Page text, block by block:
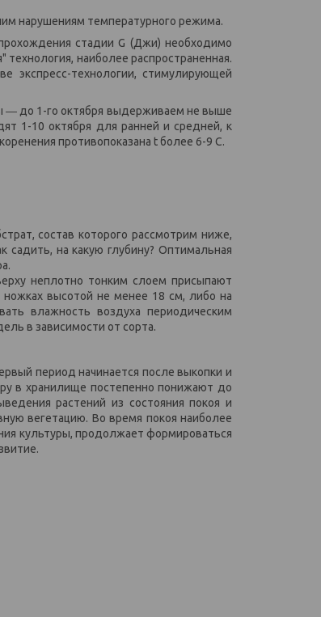
нарушениям температурного режима.
стадии G (Джи) необходимо
наиболее распространенная.
экспресс-технологии, стимулирующей
― до 1-го октября выдерживаем не выше
1-10 октября для ранней и средней, к
противопоказана t более 6-9 C.
состав которого рассмотрим ниже,
на какую глубину? Оптимальная
неплотно тонким слоем присыпают
высотой не менее 18 см, либо на
влажность воздуха периодическим
в зависимости от сорта.
период начинается после выкопки и
в хранилище постепенно понижают до
растений из состояния покоя и
вегетацию. Во время покоя наиболее
культуры, продолжает формироваться